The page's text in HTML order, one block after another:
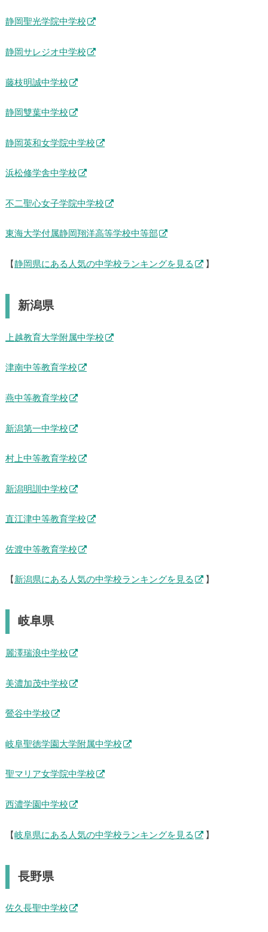
静岡聖光学院中学校
静岡サレジオ中学校
藤枝明誠中学校
静岡雙葉中学校
静岡英和女学院中学校
浜松修学舎中学校
不二聖心女子学院中学校
東海大学付属静岡翔洋高等学校中等部
【 静岡県にある人気の中学校ランキングを見る 】
新潟県
上越教育大学附属中学校
津南中等教育学校
燕中等教育学校
新潟第一中学校
村上中等教育学校
新潟明訓中学校
直江津中等教育学校
佐渡中等教育学校
【 新潟県にある人気の中学校ランキングを見る 】
岐阜県
麗澤瑞浪中学校
美濃加茂中学校
鶯谷中学校
岐阜聖徳学園大学附属中学校
聖マリア女学院中学校
西濃学園中学校
【 岐阜県にある人気の中学校ランキングを見る 】
長野県
佐久長聖中学校